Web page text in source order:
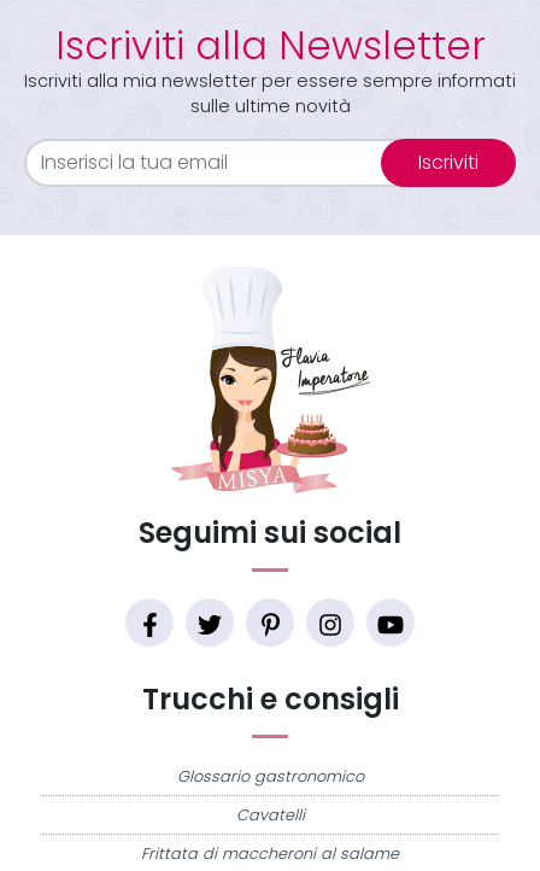
Iscriviti alla Newsletter
Iscriviti alla mia newsletter per essere sempre informati
sulle ultime novità
Iscriviti
Trucchi e consigli
Glossario gastronomico
Cavatelli
Frittata di maccheroni al salame
Seguimi sui social